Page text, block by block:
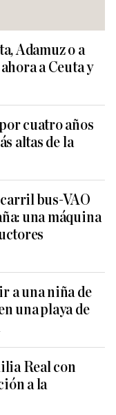
Adamuz o a
a Ceuta y
cuatro años
altas de la
bus-VAO
una máquina
a una niña de
una playa de
Real con
a la